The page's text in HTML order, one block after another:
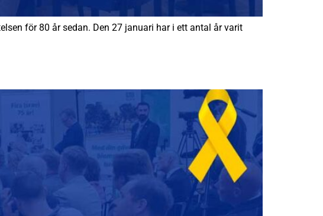
för 80 år sedan. Den 27 januari har i ett antal år varit